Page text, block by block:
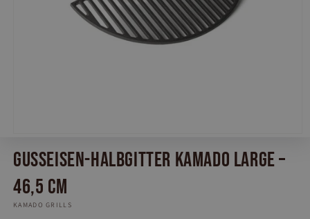
in
Modal
öffnen
Gusseisen-Halbgitter Kamado Large –
46,5 cm
KAMADO GRILLS